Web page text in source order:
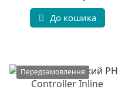
До кошика
Передзамовлення